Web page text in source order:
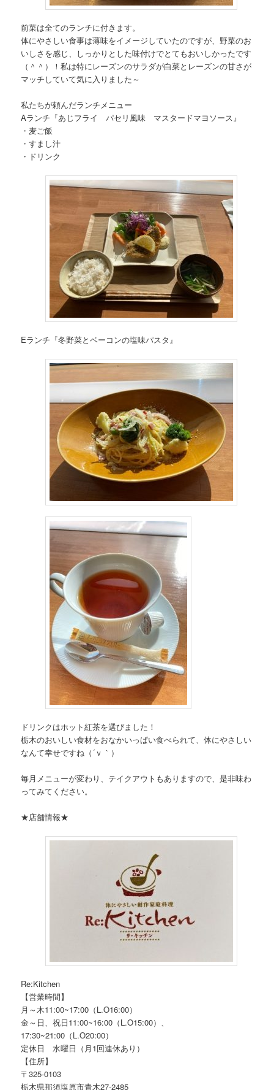
前菜は全てのランチに付きます。
体にやさしい食事は薄味をイメージしていたのですが、野菜のお
いしさを感じ、しっかりとした味付けでとてもおいしかったです
（＾＾）！私は特にレーズンのサラダが白菜とレーズンの甘さが
マッチしていて気に入りました～
私たちが頼んだランチメニュー
Aランチ『あじフライ パセリ風味 マスタードマヨソース』
・麦ご飯
・すまし汁
・ドリンク
Eランチ『冬野菜とベーコンの塩味パスタ』
ドリンクはホット紅茶を選びました！
栃木のおいしい食材をおなかいっぱい食べられて、体にやさしい
なんて幸せですね（´ｖ｀）
毎月メニューが変わり、テイクアウトもありますので、是非味わ
ってみてください。
★店舗情報★
Re:Kitchen
【営業時間】
月～木11:00~17:00（L.O16:00）
金～日、祝日11:00~16:00（L.O15:00）、
17:30~21:00（L.O20:00）
定休日 水曜日（月1回連休あり）
【住所】
〒325-0103
栃木県那須塩原市青木27-2485